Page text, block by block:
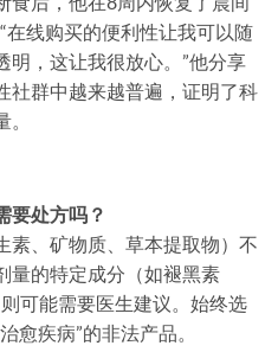
在线购买的便利性让我可以随
明，这让我很放心。”他分享
社群中越来越普遍，证明了科
要处方吗？
素、矿物质、草本提取物）不
量的特定成分（如褪黑素
可能需要医生建议。始终选
愈疾病”的非法产品。